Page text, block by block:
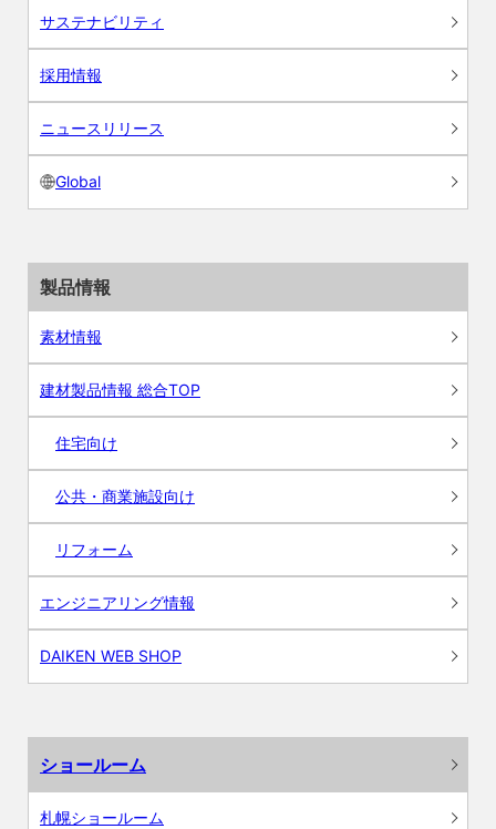
サステナビリティ
採用情報
ニュースリリース
Global
製品情報
素材情報
建材製品情報 総合TOP
住宅向け
公共・商業施設向け
リフォーム
エンジニアリング情報
DAIKEN WEB SHOP
ショールーム
札幌ショールーム